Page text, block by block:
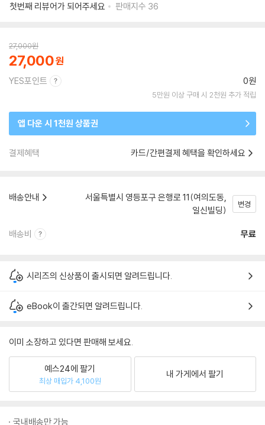
첫번째 리뷰어가 되어주세요
판매지수 36
27,000원
27,000
YES포인트 0원
5만원 이상 구매 시 2천원 추가 적립
앱 다운 시 1천원 상품권
결제혜택 카드/간편결제 혜택을 확인하세요
배송안내
서울특별시 영등포구 은행로 11(여의도동,
일신빌딩)
변경
배송비 무료
시리즈의 신상품이 출시되면 알려드립니다.
eBook이 출간되면 알려드립니다.
이미 소장하고 있다면 판매해 보세요.
예스24에 팔기
최상 매입가 4,100원
내 가게에서 팔기
국내배송만 가능